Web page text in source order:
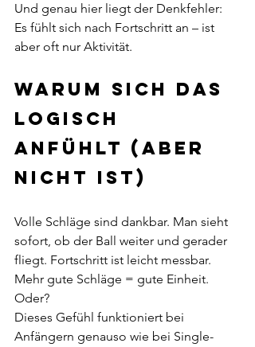
Und genau hier liegt der Denkfehler:
Es fühlt sich nach Fortschritt an – ist
aber oft nur Aktivität.
Warum sich das
logisch
anfühlt (aber
nicht ist)
Volle Schläge sind dankbar. Man sieht
sofort, ob der Ball weiter und gerader
fliegt. Fortschritt ist leicht messbar.
Mehr gute Schläge = gute Einheit.
Oder?
Dieses Gefühl funktioniert bei
Anfängern genauso wie bei Single-